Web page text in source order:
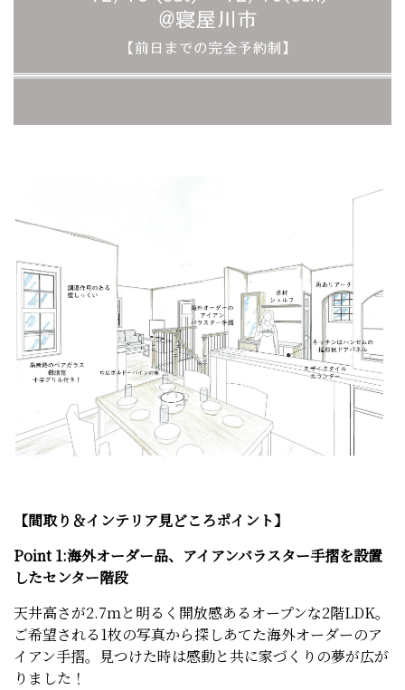
【間取り＆インテリア見どころポイント】
Point 1:海外オーダー品、アイアンバラスター手摺を設置
したセンター階段
天井高さが2.7ｍと明るく開放感あるオープンな2階LDK。
ご希望される1枚の写真から探しあてた海外オーダーのア
イアン手摺。見つけた時は感動と共に家づくりの夢が広が
りました！